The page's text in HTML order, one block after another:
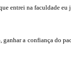
entrei na faculdade
a confiança do